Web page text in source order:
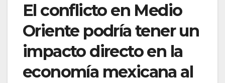
El conflicto en Medio
Oriente podría tener un
impacto directo en la
economía mexicana al